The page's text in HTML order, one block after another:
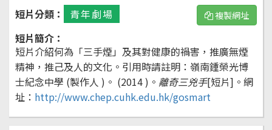
短片分類：
青年劇場 複製網址
短片簡介：
短片介紹何為「三手煙」及其對健康的禍害，推廣無煙
精神，推己及人的文化。引用時請註明：嶺南鍾榮光博
士紀念中學 (製作人 )。 (2014 )。 離奇三兇手[短片]。 網
址： http://www.chep.cuhk.edu.hk/gosmart